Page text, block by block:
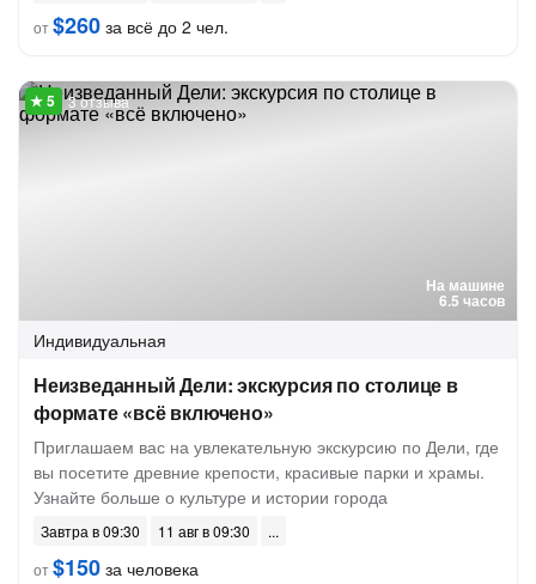
от$260 за всё до 2 чел.
На машине
6.5 часов
3 отзыва
Индивидуальная
Неизведанный Дели: экскурсия по столице в
формате «всё включено»
Приглашаем вас на увлекательную экскурсию по Дели, где
вы посетите древние крепости, красивые парки и храмы.
Узнайте больше о культуре и истории города
Завтра в 09:30
11 авг в 09:30
от$150 за человека